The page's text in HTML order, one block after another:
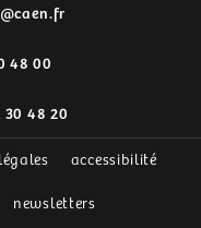
48 00
30 48 20
accessibilité
newsletters